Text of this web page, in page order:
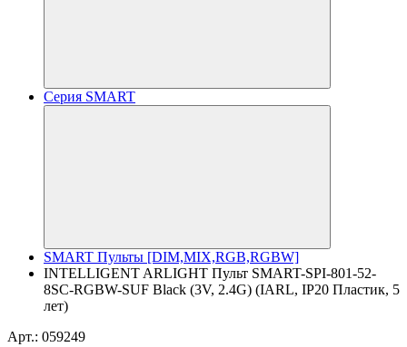
Серия SMART
SMART Пульты [DIM,MIX,RGB,RGBW]
INTELLIGENT ARLIGHT Пульт SMART-SPI-801-52-
8SC-RGBW-SUF Black (3V, 2.4G) (IARL, IP20 Пластик, 5
лет)
Арт.: 059249